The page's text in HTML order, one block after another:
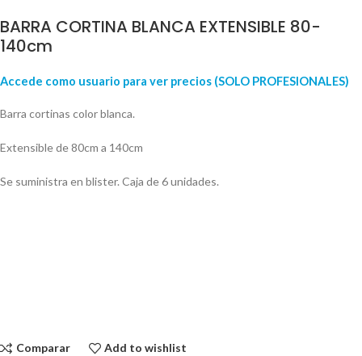
BARRA CORTINA BLANCA EXTENSIBLE 80-
140cm
Accede como usuario para ver precios (SOLO PROFESIONALES)
Barra cortinas color blanca.
Extensible de 80cm a 140cm
Se suministra en blister. Caja de 6 unidades.
Comparar Add to wishlist